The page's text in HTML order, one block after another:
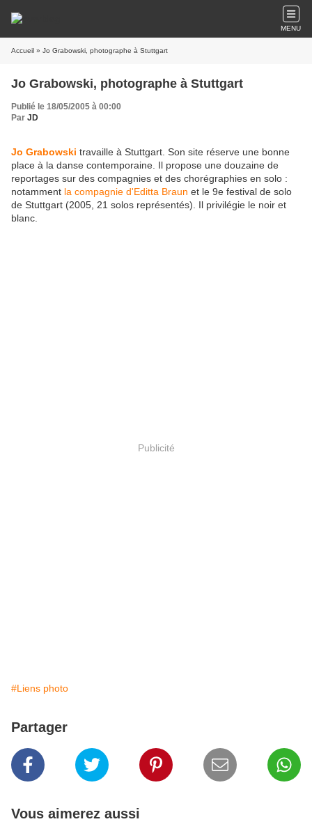
MENU
Accueil » Jo Grabowski, photographe à Stuttgart
Jo Grabowski, photographe à Stuttgart
Publié le 18/05/2005 à 00:00
Par JD
Jo Grabowski travaille à Stuttgart. Son site réserve une bonne
place à la danse contemporaine. Il propose une douzaine de
reportages sur des compagnies et des chorégraphies en solo :
notamment la compagnie d'Editta Braun et le 9e festival de solo
de Stuttgart (2005, 21 solos représentés). Il privilégie le noir et
blanc.
Publicité
#Liens photo
Partager
Vous aimerez aussi